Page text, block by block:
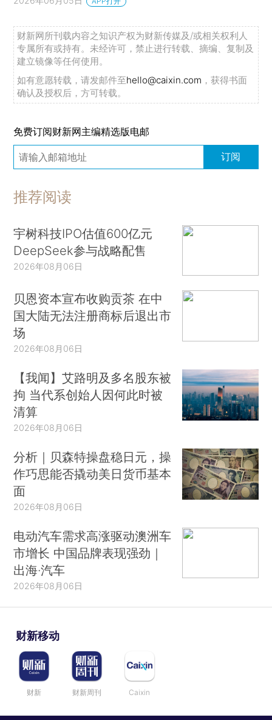
财新网所刊载内容之知识产权为财新传媒及/或相关权利人
专属所有或持有。未经许可，禁止进行转载、摘编、复制及
建立镜像等任何使用。
如有意愿转载，请发邮件至hello@caixin.com ，获得书面
确认及授权后，方可转载。
免费订阅财新网主编精选版电邮
订阅
推荐阅读
宇树科技IPO估值600亿元
DeepSeek参与战略配售
2026年08月06日
贝恩资本宣布收购贡茶 在中
国大陆无法注册商标后退出市
场
2026年08月06日
【我闻】艾路明及多名股东被
拘 当代系创始人因何此时被
清算
2026年08月06日
分析｜贝森特操盘稳日元，操
作巧思能否撬动美日货币基本
面
2026年08月06日
电动汽车需求高涨驱动澳洲车
市增长 中国品牌表现强劲｜
出海·汽车
2026年08月06日
财新移动
财新 财新周刊 Caixin